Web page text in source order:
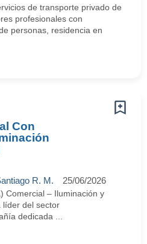
de transporte privado de
profesionales con
personas, residencia en
Con
R. M. 25/06/2026
Comercial – Iluminación y
líder del sector
dedicada ...